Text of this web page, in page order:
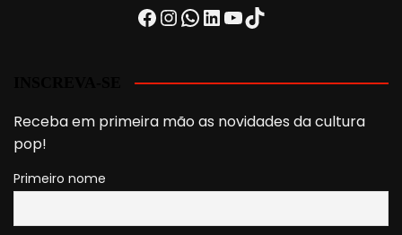
Facebook
Instagram
WhatsApp
LinkedIn
Youtube
TikTok
Receba em primeira mão as novidades da cultura
pop!
Primeiro nome